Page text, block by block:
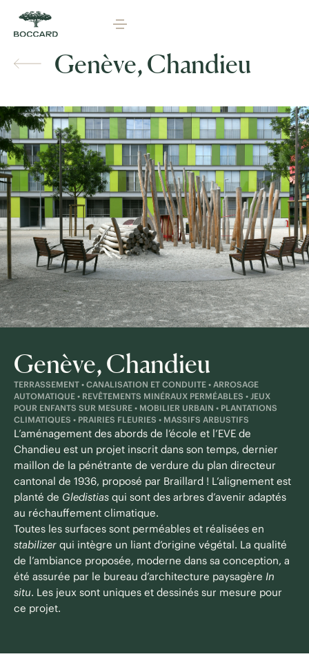
Genève, Chandieu
Genève, Chandieu
TERRASSEMENT • CANALISATION ET CONDUITE • ARROSAGE
AUTOMATIQUE • REVÊTEMENTS MINÉRAUX PERMÉABLES • JEUX
POUR ENFANTS SUR MESURE • MOBILIER URBAIN • PLANTATIONS
CLIMATIQUES • PRAIRIES FLEURIES • MASSIFS ARBUSTIFS
L’aménagement des abords de l’école et l’EVE de
Chandieu est un projet inscrit dans son temps, dernier
maillon de la pénétrante de verdure du plan directeur
cantonal de 1936, proposé par Braillard ! L’alignement est
planté de Gledistias qui sont des arbres d’avenir adaptés
au réchauffement climatique.
Toutes les surfaces sont perméables et réalisées en
stabilizer qui intègre un liant d’origine végétal. La qualité
de l’ambiance proposée, moderne dans sa conception, a
été assurée par le bureau d’architecture paysagère In
situ. Les jeux sont uniques et dessinés sur mesure pour
ce projet.